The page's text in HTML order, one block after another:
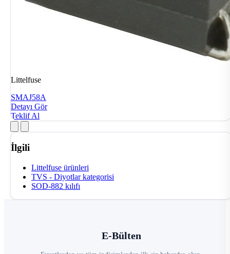
Littelfuse
SMAJ58A
Detayı Gör
Teklif Al
İlgili
Littelfuse ürünleri
TVS - Diyotlar kategorisi
SOD-882 kılıfı
E-Bülten